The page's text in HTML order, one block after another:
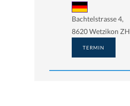
Bachtelstrasse 4,
8620 Wetzikon ZH
TERMIN